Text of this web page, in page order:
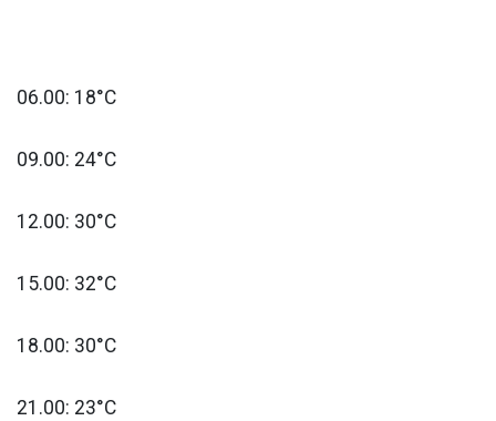
06.00: 18°C
09.00: 24°C
12.00: 30°C
15.00: 32°C
18.00: 30°C
21.00: 23°C